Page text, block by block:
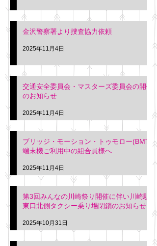
金沢警察署より捜査協力依頼
2025年11月4日
交通安全委員会・マスターズ委員会の開催
のお知らせ
2025年11月4日
ブリッジ・モーション・トゥモロー(BMT)
端末機ご利用中の組合員様へ
2025年11月4日
第3回みんなの川崎祭り開催に伴い川崎駅
東口北側タクシー乗り場閉鎖のお知らせ
2025年10月31日